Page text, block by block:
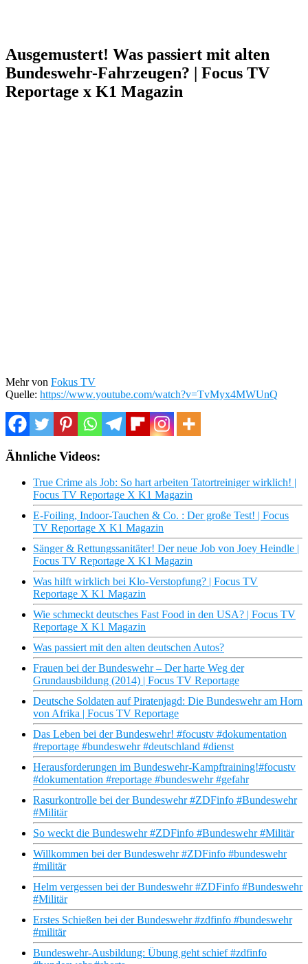
Ausgemustert! Was passiert mit alten
Bundeswehr-Fahrzeugen? | Focus TV
Reportage x K1 Magazin
Mehr von Fokus TV
Quelle: https://www.youtube.com/watch?v=TvMyx4MWUnQ
Ähnliche Videos:
True Crime als Job: So hart arbeiten Tatortreiniger wirklich! |
Focus TV Reportage X K1 Magazin
E-Foiling, Indoor-Tauchen & Co. : Der große Test! | Focus
TV Reportage X K1 Magazin
Sänger & Rettungssanitäter! Der neue Job von Joey Heindle |
Focus TV Reportage X K1 Magazin
Was hilft wirklich bei Klo-Verstopfung? | Focus TV
Reportage X K1 Magazin
Wie schmeckt deutsches Fast Food in den USA? | Focus TV
Reportage X K1 Magazin
Was passiert mit den alten deutschen Autos?
Frauen bei der Bundeswehr – Der harte Weg der
Grundausbildung (2014) | Focus TV Reportage
Deutsche Soldaten auf Piratenjagd: Die Bundeswehr am Horn
von Afrika | Focus TV Reportage
Das Leben bei der Bundeswehr! #focustv #dokumentation
#reportage #bundeswehr #deutschland #dienst
Herausforderungen im Bundeswehr-Kampftraining!#focustv
#dokumentation #reportage #bundeswehr #gefahr
Rasurkontrolle bei der Bundeswehr #ZDFinfo #Bundeswehr
#Militär
So weckt die Bundeswehr #ZDFinfo #Bundeswehr #Militär
Willkommen bei der Bundeswehr #ZDFinfo #bundeswehr
#militär
Helm vergessen bei der Bundeswehr #ZDFinfo #Bundeswehr
#Militär
Erstes Schießen bei der Bundeswehr #zdfinfo #bundeswehr
#militär
Bundeswehr-Ausbildung: Übung geht schief #zdfinfo